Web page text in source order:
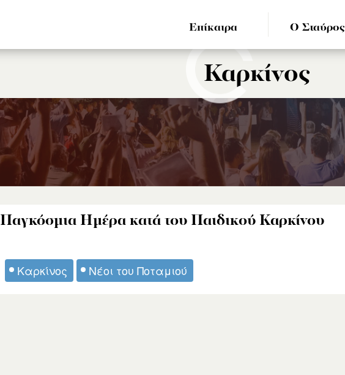
Επίκαιρα Ο Σταύρος
Καρκίνος
Παγκόσμια Ημέρα κατά του Παιδικού Καρκίνου
Καρκίνος
Νέοι του Ποταμιού